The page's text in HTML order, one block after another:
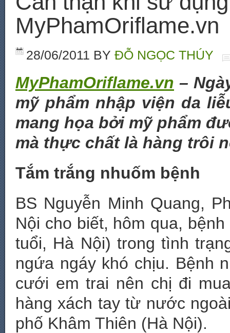
MyPhamOriflame.vn
28/06/2011 BY ĐỖ NGỌC THÚY
MyPhamOriflame.vn –
mỹ phẩm nhập viện da
mang họa bởi mỹ phẩm
mà thực chất là hàng trôi
Tắm trắng nhuốm bệnh
BS Nguyễn Minh Quang,
Nội cho biết, hôm qua,
tuổi, Hà Nội) trong tình
ngứa ngáy khó chịu. Bệnh
cưới em trai nên chị đi
hàng xách tay từ nước
phố Khâm Thiên (Hà Nội).